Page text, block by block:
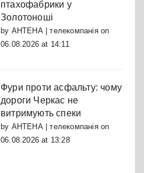
птахофабрики у
Золотоноші
by АНТЕНА | телекомпаніяon
06.08.2026 at 14:11
Фури проти асфальту: чому
дороги Черкас не
витримують спеки
by АНТЕНА | телекомпаніяon
06.08.2026 at 13:28